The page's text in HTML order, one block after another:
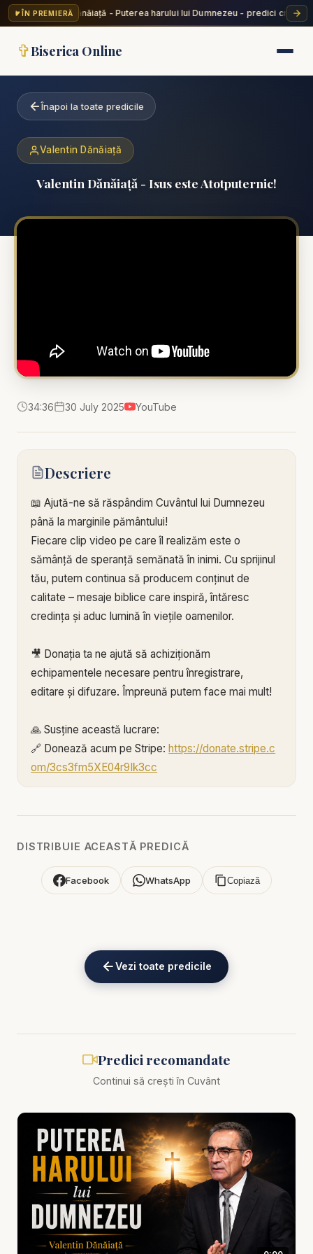
ÎN PREMIERĂ
Valentin Dănăiață - Puterea harului lui Dumnezeu - predici creștine
✞Biserica Online
Înapoi la toate predicile
Valentin Dănăiață
Valentin Dănăiață - Isus este Atotputernic!
34:36 30 July 2025 YouTube
Descriere
📖 Ajută-ne să răspândim Cuvântul lui Dumnezeu
până la marginile pământului!
Fiecare clip video pe care îl realizăm este o
sămânță de speranță semănată în inimi. Cu sprijinul
tău, putem continua să producem conținut de
calitate – mesaje biblice care inspiră, întăresc
credința și aduc lumină în viețile oamenilor.
🎥 Donația ta ne ajută să achiziționăm
echipamentele necesare pentru înregistrare,
editare și difuzare. Împreună putem face mai mult!
🙏 Susține această lucrare:
🔗 Donează acum pe Stripe:https://donate.stripe.c
om/3cs3fm5XE04r9Ik3cc
această misiune! 💛
Alătură-te acestui canal pentru a primi acces la
Biblia zilnică: Ascultă Biblia într-un an pehttps://bibl
Pastor Valentin Dănăiață - Isus este Atotputernic! -
predici creștine
ntr-o lume care își pierde reperele și se clatină sub
central al Evangheliei rămâne neschimbat: Isus
Hristos este Atotputernic! În această predică
profundă și mișcătoare, pastorul Valentin Dănăiață
proclamă cu tărie o realitate eternă care aduce
speranță și siguranță celor care cred: Isus este nu
doar un lider moral sau un profet, ci Fiul lui
Dumnezeu, Suveran peste tot ce există, Domn al
DISTRIBUIE ACEASTĂ PREDICĂ
Facebook WhatsApp Copiază
Vezi toate predicile
Predici recomandate
Continui să crești în Cuvânt